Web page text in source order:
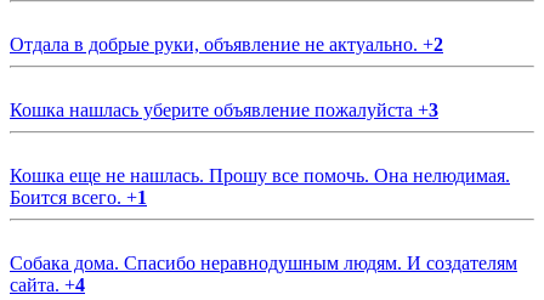
Отдала в добрые руки, объявление не актуально. +2
Кошка нашлась уберите объявление пожалуйста +3
Кошка еще не нашлась. Прошу все помочь. Она нелюдимая.
Боится всего. +1
Собака дома. Спасибо неравнодушным людям. И создателям
сайта. +4